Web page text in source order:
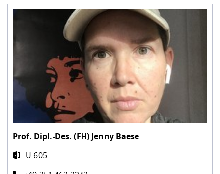
Prof. Dipl.-Des. (FH) Jenny Baese
U 605